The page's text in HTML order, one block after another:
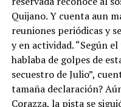
Quijano. Y cuenta aun
reuniones periódicas y
y en actividad. “Según
hablaba de golpes de
secuestro de Julio”,
tamaña declaración?
Corazza, la pista se